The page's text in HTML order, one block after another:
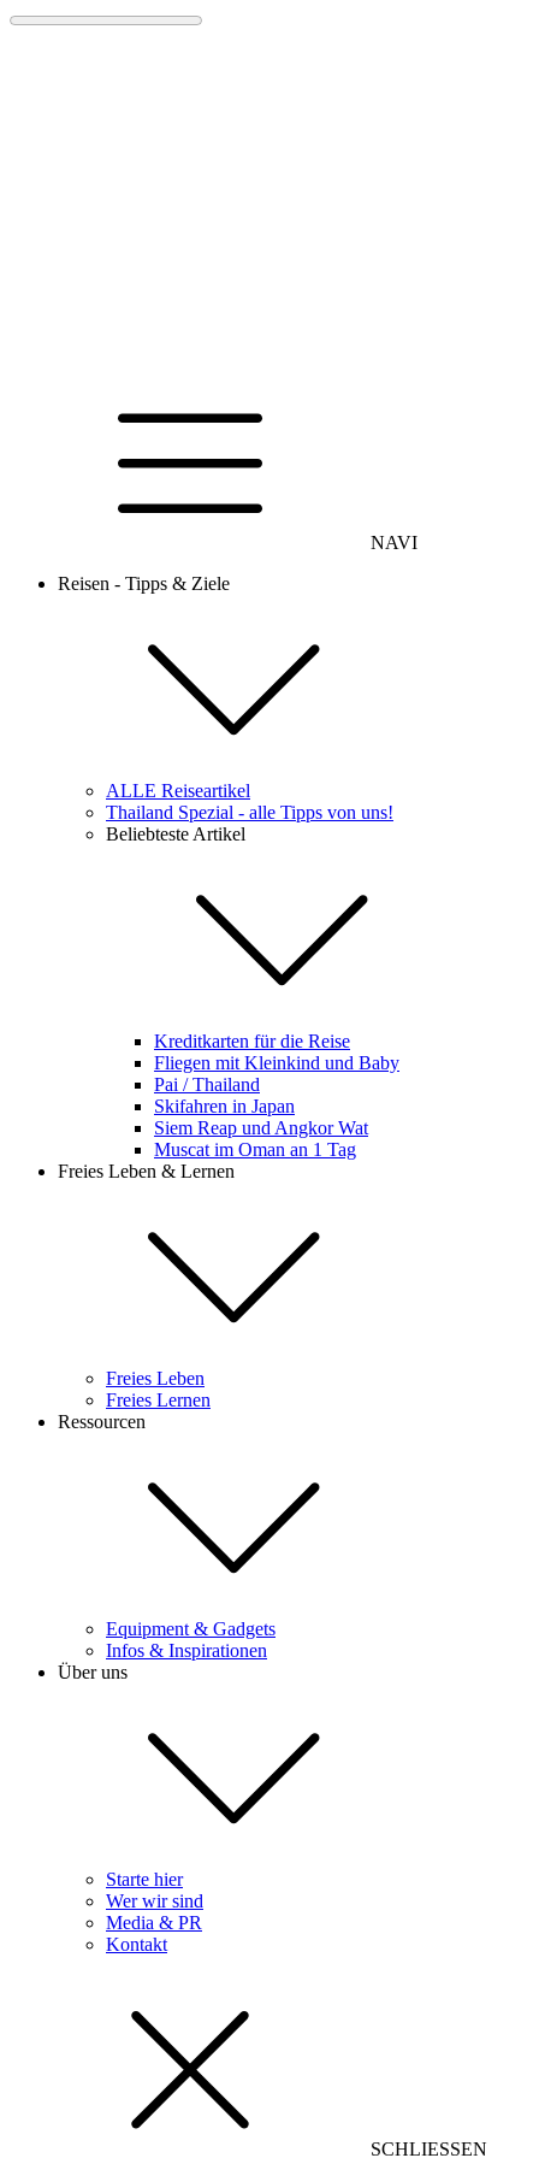
NAVI
Reisen - Tipps & Ziele
ALLE Reiseartikel
Thailand Spezial - alle Tipps von uns!
Beliebteste Artikel
Kreditkarten für die Reise
Fliegen mit Kleinkind und Baby
Pai / Thailand
Skifahren in Japan
Siem Reap und Angkor Wat
Muscat im Oman an 1 Tag
Freies Leben & Lernen
Freies Leben
Freies Lernen
Ressourcen
Equipment & Gadgets
Infos & Inspirationen
Über uns
Starte hier
Wer wir sind
Media & PR
Kontakt
SCHLIESSEN